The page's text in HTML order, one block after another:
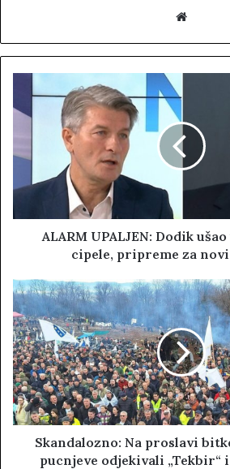
b
s
e
ALARM UPALJEN: Dodik
cipele, pripreme za
Skandalozno: Na proslavi
pucnjeve odjekivali „Tekbir“ i